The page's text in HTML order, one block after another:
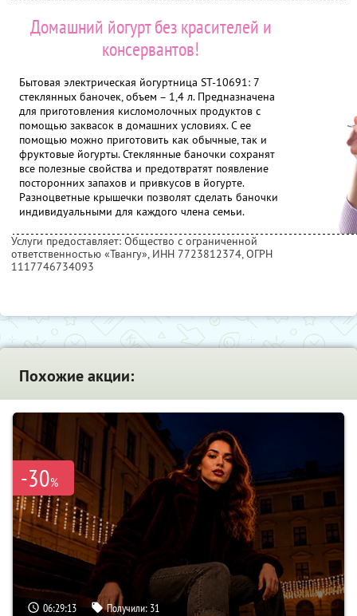
Домашний йогурт без красителей и
консервантов!
Бытовая электрическая йогуртница ST-10691: 7
стеклянных баночек, объем – 1,4 л. Предназначена
для приготовления кисломолочных продуктов с
помощью заквасок в домашних условиях. С ее
помощью можно приготовить как обычные, так и
фруктовые йогурты. Стеклянные баночки сохранят
все полезные свойства и предотвратят появление
посторонних запахов и привкусов в йогурте.
Разноцветные крышечки позволят сделать баночки
индивидуальными для каждого члена семьи.
Услуги предоставляет: Общество с ограниченной
ответственностью «Твангу», ИНН 7723812374, ОГРН
1117746734093
Похожие акции:
-30%
06:29:12 Получили: 31